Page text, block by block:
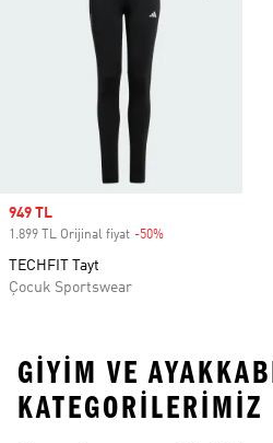
Sale price
949 TL
1.899 TL Orijinal fiyat -50%
TECHFIT Tayt
Çocuk Sportswear
GIYIM VE
KATEGORILERIMIZ